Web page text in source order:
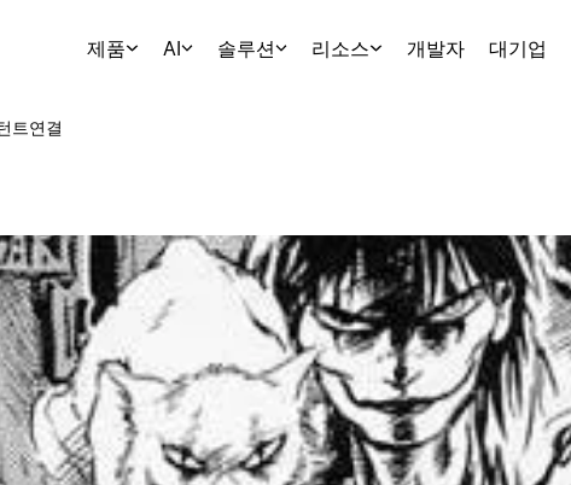
제품 AI 솔루션 리소스 개발자 대기업
트연결